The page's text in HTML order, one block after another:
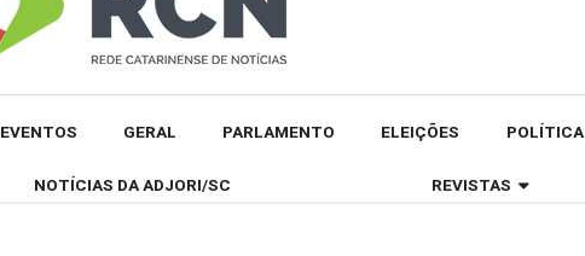
EVENTOS GERAL PARLAMENTO ELEIÇÕES POLÍTICA
NOTÍCIAS DA ADJORI/SC REVISTAS